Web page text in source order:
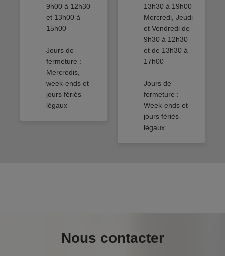
13h30 à 19h00
Mercredi, Jeudi
et Vendredi de
9h30 à 12h30
et de 13h30 à
17h00
Jours de
fermeture :
Week-ends et
jours fériés
légaux
9h00 à 12h30
et 13h00 à
15h00
Jours de
fermeture :
Mercredis,
week-ends et
jours fériés
légaux
Nous contacter